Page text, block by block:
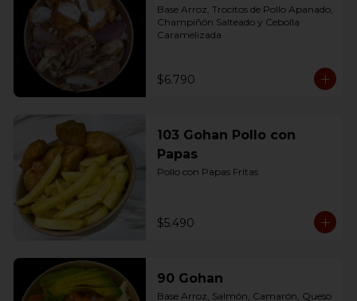
Base Arroz, Trocitos de Pollo Apanado,
Champiñón Salteado y Cebolla
Caramelizada
$6.790
103 Gohan Pollo con
Papas
Pollo con Papas Fritas
$5.490
90 Gohan
Base Arroz, Salmón, Camarón, Queso